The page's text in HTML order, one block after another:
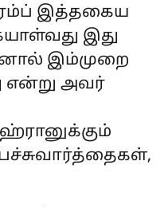
இத்தகைய
இது
இம்முறை
என்று அவர்